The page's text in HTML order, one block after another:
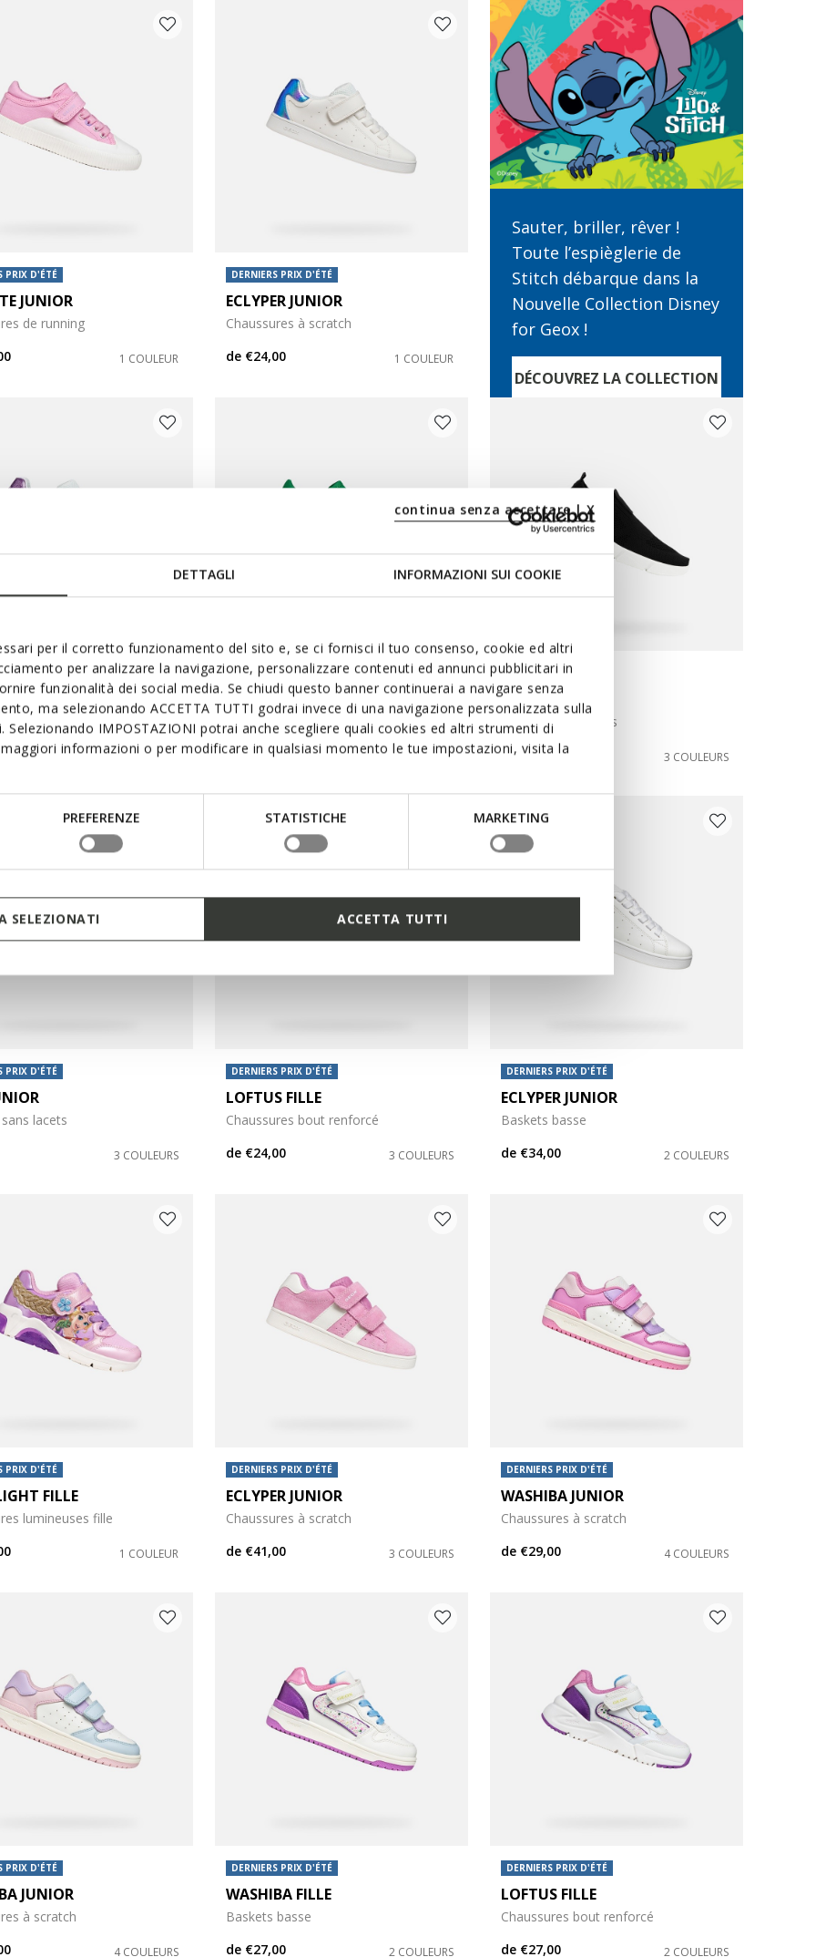
DETTAGLI INFORMAZIONI SUI COOKIE
per il corretto funzionamento del sito e, se ci fornisci il tuo consenso, cookie ed altri
per analizzare la navigazione, personalizzare contenuti ed annunci pubblicitari in
funzionalità dei social media. Se chiudi questo banner continuerai a navigare senza
ma selezionando ACCETTA TUTTI godrai invece di una navigazione personalizzata sulla
Selezionando IMPOSTAZIONI potrai anche scegliere quali cookies ed altri strumenti di
informazioni o per modificare in qualsiasi momento le tue impostazioni, visita la
PREFERENZE STATISTICHE MARKETING
continua senza accettare | X
SELEZIONATI ACCETTA TUTTI
PRIX D'ÉTÉ
JUNIOR
de running
1 COULEUR
DERNIERS PRIX D'ÉTÉ
ECLYPER JUNIOR
Chaussures à scratch
de €24,00 1 COULEUR
Sauter, briller, rêver !
Toute l’espièglerie de
Stitch débarque dans la
Nouvelle Collection Disney
for Geox !
DÉCOUVREZ LA COLLECTION
PRIX D'ÉTÉ
JUNIOR
à scratch
1 COULEUR
DERNIERS PRIX D'ÉTÉ
TIPPESTE JUNIOR
Chaussures de running
de€33,00 2 COULEURS
DERNIERS PRIX D'ÉTÉ
ARIL JUNIOR
Baskets sans lacets
€32,00
3 COULEURS
PRIX D'ÉTÉ
lacets
3 COULEURS
DERNIERS PRIX D'ÉTÉ
LOFTUS FILLE
Chaussures bout renforcé
de €24,00 3 COULEURS
DERNIERS PRIX D'ÉTÉ
ECLYPER JUNIOR
Baskets basse
de €34,00 2 COULEURS
PRIX D'ÉTÉ
FILLE
lumineuses fille
1 COULEUR
DERNIERS PRIX D'ÉTÉ
ECLYPER JUNIOR
Chaussures à scratch
de €41,00 3 COULEURS
DERNIERS PRIX D'ÉTÉ
WASHIBA JUNIOR
Chaussures à scratch
de €29,00 4 COULEURS
PRIX D'ÉTÉ
JUNIOR
à scratch
4 COULEURS
DERNIERS PRIX D'ÉTÉ
WASHIBA FILLE
Baskets basse
de €27,00 2 COULEURS
DERNIERS PRIX D'ÉTÉ
LOFTUS FILLE
Chaussures bout renforcé
de €27,00 2 COULEURS